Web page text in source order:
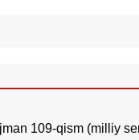
109-qism (milliy